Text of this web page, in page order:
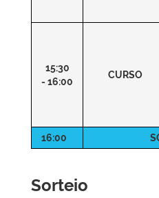
15:30
- 16:00
CURSO
16:00
Sorteio